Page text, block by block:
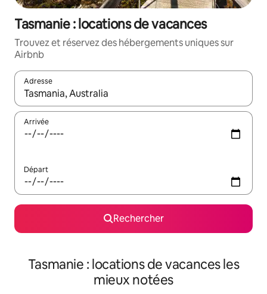
Tasmanie : locations de vacances
Trouvez et réservez des hébergements uniques sur
Airbnb
Adresse
Lorsque les résultats s'affichent, utilisez les flèches vers le
Arrivée
Départ
Rechercher
Tasmanie : locations de vacances les
mieux notées